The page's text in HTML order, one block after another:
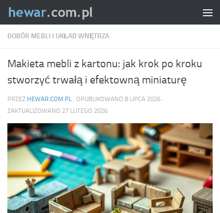
Skip to content
DOBÓR MEBLI I UKŁAD WNĘTRZA
Makieta mebli z kartonu: jak krok po kroku
stworzyć trwałą i efektowną miniaturę
PRZEZ HEWAR.COM.PL · OPUBLIKOWANO 8 LIPCA 2026 ·
ZAKTUALIZOWANO 27 LUTEGO 2026